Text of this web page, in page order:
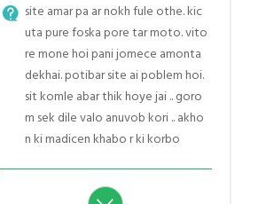
site amar pa ar nokh fule othe. kic
uta pure foska pore tar moto. vito
re mone hoi pani jomece amonta
dekhai. potibar site ai poblem hoi.
sit komle abar thik hoye jai .. goro
m sek dile valo anuvob kori .. akho
n ki madicen khabo r ki korbo